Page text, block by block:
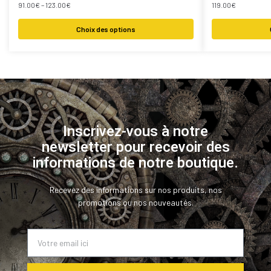
91.00€ –123.00€
Choix des options
119.00€
Inscrivez-vous à notre
newsletter pour recevoir des
informations de notre boutique.
Recevez des informations sur nos produits, nos
promotions ou nos nouveautés.